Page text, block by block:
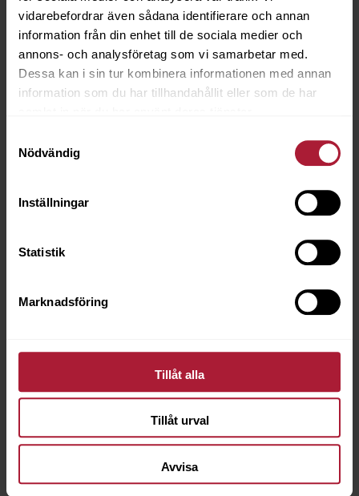
vidarebefordrar även sådana identifierare och annan
information från din enhet till de sociala medier och
annons- och analysföretag som vi samarbetar med.
Dessa kan i sin tur kombinera informationen med annan
information som du har tillhandahållit eller som de har
Nödvändig
Inställningar
Statistik
Marknadsföring
Tillåt alla
Tillåt urval
Avvisa